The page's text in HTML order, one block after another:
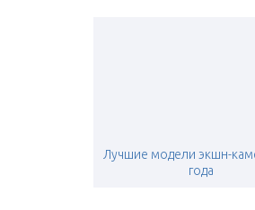
Лучшие модели экшн-
года